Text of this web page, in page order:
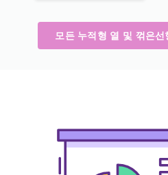
모든 누적형 열 및 꺾은